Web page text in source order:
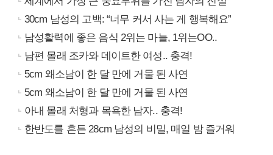
30cm 남성의 고백: “너무 커서 사는 게 행복해요”
남성활력에 좋은 음식 2위는 마늘, 1위는OO..
남편 몰래 조카와 데이트한 여성.. 충격!
5cm 왜소남이 한 달 만에 거물 된 사연
5cm 왜소남이 한 달 만에 거물 된 사연
아내 몰래 처형과 목욕한 남자.. 충격!
한반도를 흔든 28cm 남성의 비밀, 매일 밤 즐거워